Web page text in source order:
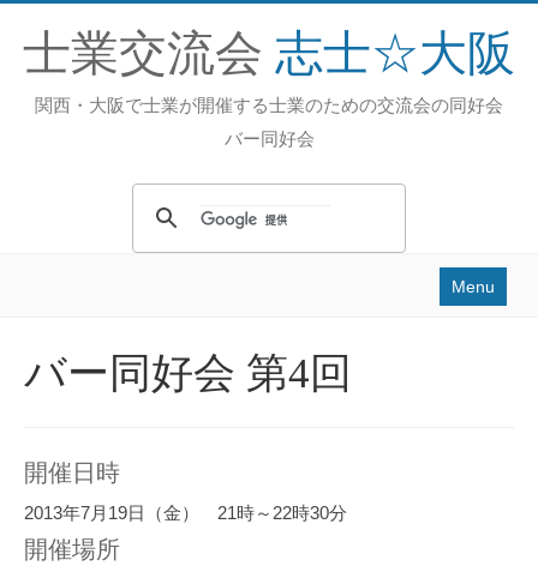
士業交流会 志士☆大阪
関西・大阪で士業が開催する士業のための交流会の同好会
バー同好会
Menu
活動内容
スタッフ
お問い合せ
バー同好会 第4回
開催日時
2013年7月19日（金） 21時～22時30分
開催場所